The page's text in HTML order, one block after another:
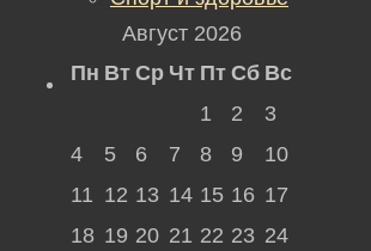
Август 2026
Пн Вт Ср Чт Пт Сб Вс
1
2
3
4
5 6 7 8 9
10
11 12 13 14 15 16 17
18 19 20 21 22 23 24